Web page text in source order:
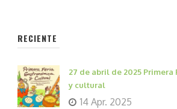
RECIENTE
27 de abril de 2025 Primera
y cultural
14 Apr. 2025